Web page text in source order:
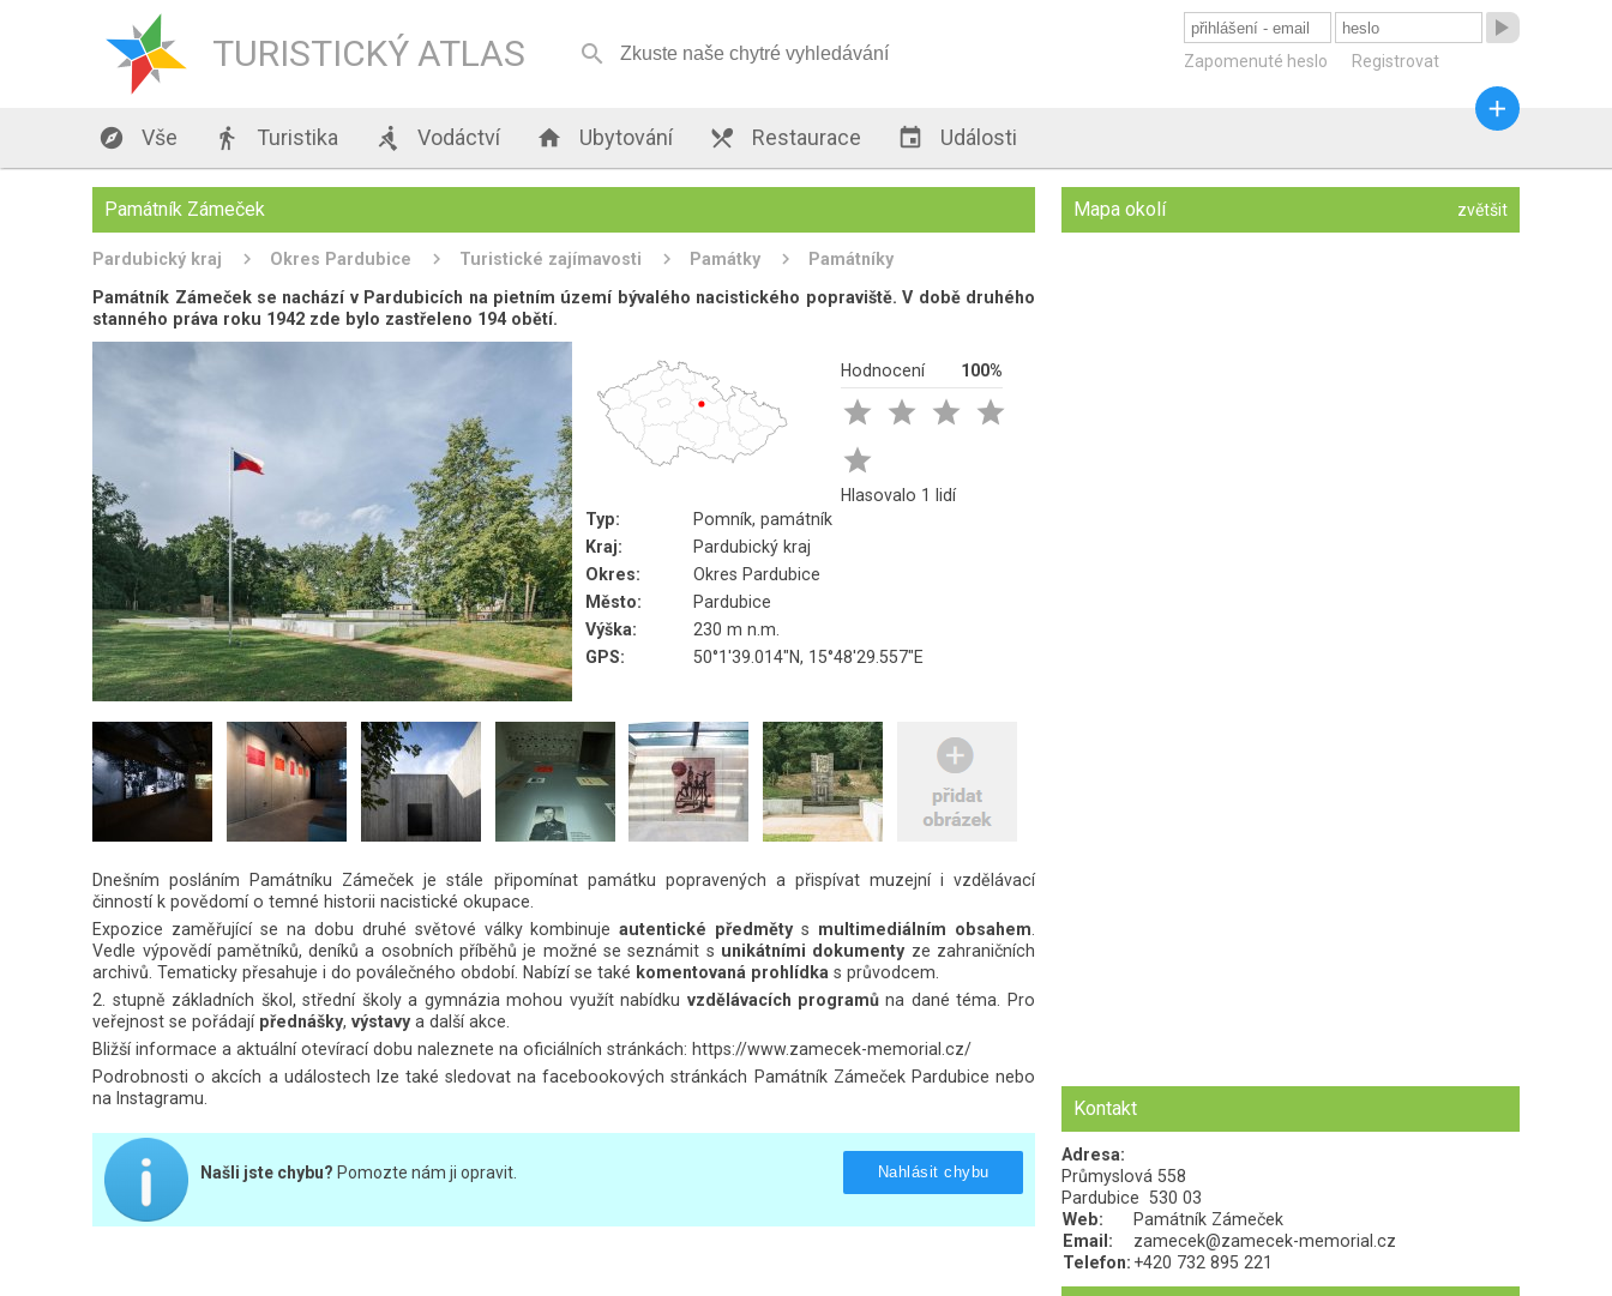
TURISTICKÝ ATLAS 

Zapomenuté heslo Registrovat
 Vše  Turistika  Vodáctví  Ubytování  Restaurace  Události

Památník Zámeček
Pardubický kraj Okres Pardubice Turistické zajímavosti Památky
Památníky
Památník Zámeček se nachází v Pardubicích na pietním území bývalého nacistického popraviště. V době druhého
stanného práva roku 1942 zde bylo zastřeleno 194 obětí.
Hodnocení 100%
   

Hlasovalo 1 lidí
Typ:
Pomník, památník
Kraj:
Pardubický kraj
Okres:
Okres Pardubice
Město:
Pardubice
Výška:
230 m n.m.
GPS:
50°1'39.014"N, 15°48'29.557"E
Dnešním posláním Památníku Zámeček je stále připomínat památku popravených a přispívat muzejní i vzdělávací
činností k povědomí o temné historii nacistické okupace.
Expozice zaměřující se na dobu druhé světové války kombinujeautentické předmětys multimediálním obsahem
Vedle výpovědí pamětníků, deníků a osobních příběhů je možné se seznámit s unikátními dokumentyze zahraničních
archivů. Tematicky přesahuje i do poválečného období. Nabízí se také komentovaná prohlídka s průvodcem.
2. stupně základních škol, střední školy a gymnázia mohou využít nabídku vzdělávacích programů na dané téma. Pro
veřejnost se pořádají přednášky,výstavya další akce.
Bližší informace a aktuální otevírací dobu naleznete na oficiálních stránkách: https://www.zamecek-memorial.cz/
Podrobnosti o akcích a událostech lze také sledovat na facebookových stránkách Památník Zámeček Pardubice nebo
na Instagramu
Našli jste chybu? Pomozte nám ji opravit. Nahlásit chybu
Mapa okolí zvětšit
Kontakt
Adresa:
Průmyslová 558
Pardubice 530 03
Web:
Památník Zámeček
Email:
zamecek@zamecek-memorial.cz
Telefon: +420 732 895 221